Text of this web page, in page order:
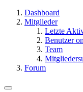
Dashboard
Mitglieder
Letzte
Benutzer
Team
Forum